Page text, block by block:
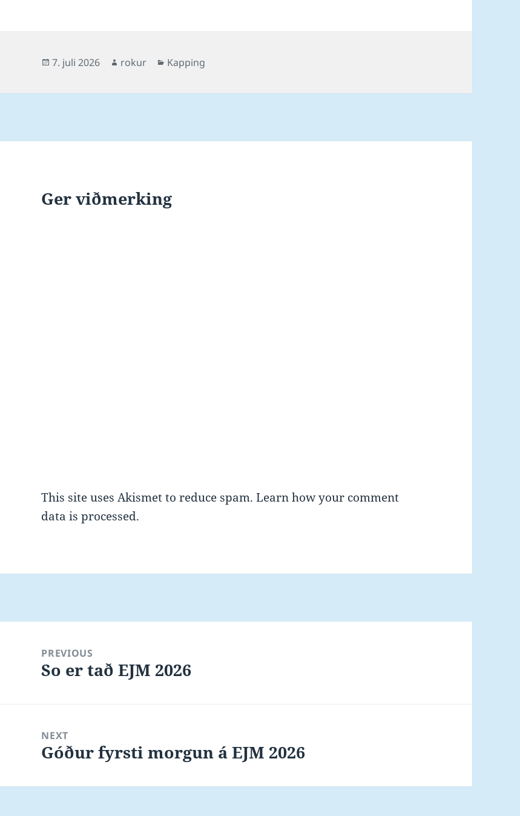
Posted
7. juli 2026 Author
rokur Categories
Kapping
Ger viðmerking
This site uses Akismet to reduce spam.Learn how your comment
data is processed.
navigationPREVIOUS
Previous
So er tað EJM 2026
NEXT
Next
Góður fyrsti morgun á EJM 2026